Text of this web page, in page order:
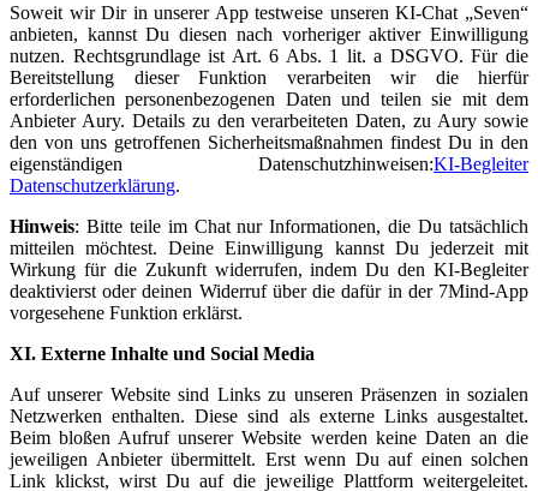
Soweit wir Dir in unserer App testweise unseren KI-Chat „Seven“
anbieten, kannst Du diesen nach vorheriger aktiver Einwilligung
nutzen. Rechtsgrundlage ist Art. 6 Abs. 1 lit. a DSGVO. Für die
Bereitstellung dieser Funktion verarbeiten wir die hierfür
erforderlichen personenbezogenen Daten und teilen sie mit dem
Anbieter Aury. Details zu den verarbeiteten Daten, zu Aury sowie
den von uns getroffenen Sicherheitsmaßnahmen findest Du in den
eigenständigen Datenschutzhinweisen:KI-Begleiter
Datenschutzerklärung.
Hinweis: Bitte teile im Chat nur Informationen, die Du tatsächlich
mitteilen möchtest. Deine Einwilligung kannst Du jederzeit mit
Wirkung für die Zukunft widerrufen, indem Du den KI-Begleiter
deaktivierst oder deinen Widerruf über die dafür in der 7Mind-App
vorgesehene Funktion erklärst.
XI. Externe Inhalte und Social Media
Auf unserer Website sind Links zu unseren Präsenzen in sozialen
Netzwerken enthalten. Diese sind als externe Links ausgestaltet.
Beim bloßen Aufruf unserer Website werden keine Daten an die
jeweiligen Anbieter übermittelt. Erst wenn Du auf einen solchen
Link klickst, wirst Du auf die jeweilige Plattform weitergeleitet.